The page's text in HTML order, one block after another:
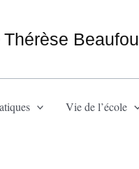
Beaufou
Vie de l’école